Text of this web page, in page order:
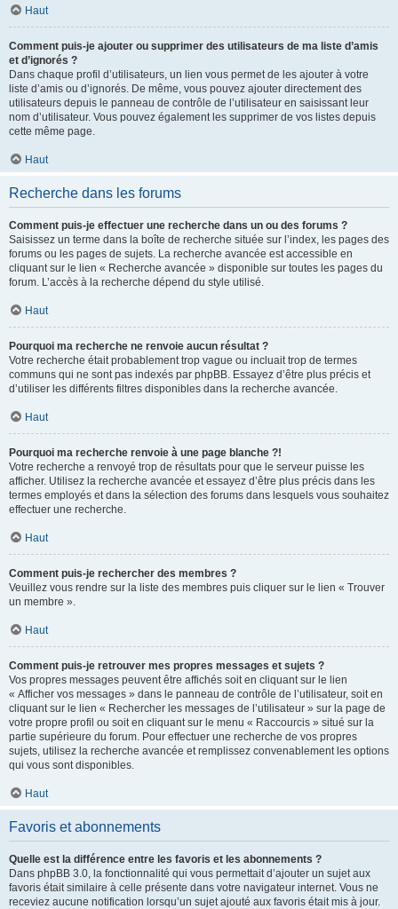
Haut
Comment puis-je ajouter ou supprimer des utilisateurs de ma liste d’amis
et d’ignorés ?
Dans chaque profil d’utilisateurs, un lien vous permet de les ajouter à votre
liste d’amis ou d’ignorés. De même, vous pouvez ajouter directement des
utilisateurs depuis le panneau de contrôle de l’utilisateur en saisissant leur
nom d’utilisateur. Vous pouvez également les supprimer de vos listes depuis
cette même page.
Haut
Recherche dans les forums
Comment puis-je effectuer une recherche dans un ou des forums ?
Saisissez un terme dans la boîte de recherche située sur l’index, les pages des
forums ou les pages de sujets. La recherche avancée est accessible en
cliquant sur le lien « Recherche avancée » disponible sur toutes les pages du
forum. L’accès à la recherche dépend du style utilisé.
Haut
Pourquoi ma recherche ne renvoie aucun résultat ?
Votre recherche était probablement trop vague ou incluait trop de termes
communs qui ne sont pas indexés par phpBB. Essayez d’être plus précis et
d’utiliser les différents filtres disponibles dans la recherche avancée.
Haut
Pourquoi ma recherche renvoie à une page blanche ?!
Votre recherche a renvoyé trop de résultats pour que le serveur puisse les
afficher. Utilisez la recherche avancée et essayez d’être plus précis dans les
termes employés et dans la sélection des forums dans lesquels vous souhaitez
effectuer une recherche.
Haut
Comment puis-je rechercher des membres ?
Veuillez vous rendre sur la liste des membres puis cliquer sur le lien « Trouver
un membre ».
Haut
Comment puis-je retrouver mes propres messages et sujets ?
Vos propres messages peuvent être affichés soit en cliquant sur le lien
« Afficher vos messages » dans le panneau de contrôle de l’utilisateur, soit en
cliquant sur le lien « Rechercher les messages de l’utilisateur » sur la page de
votre propre profil ou soit en cliquant sur le menu « Raccourcis » situé sur la
partie supérieure du forum. Pour effectuer une recherche de vos propres
sujets, utilisez la recherche avancée et remplissez convenablement les options
qui vous sont disponibles.
Haut
Favoris et abonnements
Quelle est la différence entre les favoris et les abonnements ?
Dans phpBB 3.0, la fonctionnalité qui vous permettait d’ajouter un sujet aux
favoris était similaire à celle présente dans votre navigateur internet. Vous ne
receviez aucune notification lorsqu’un sujet ajouté aux favoris était mis à jour.